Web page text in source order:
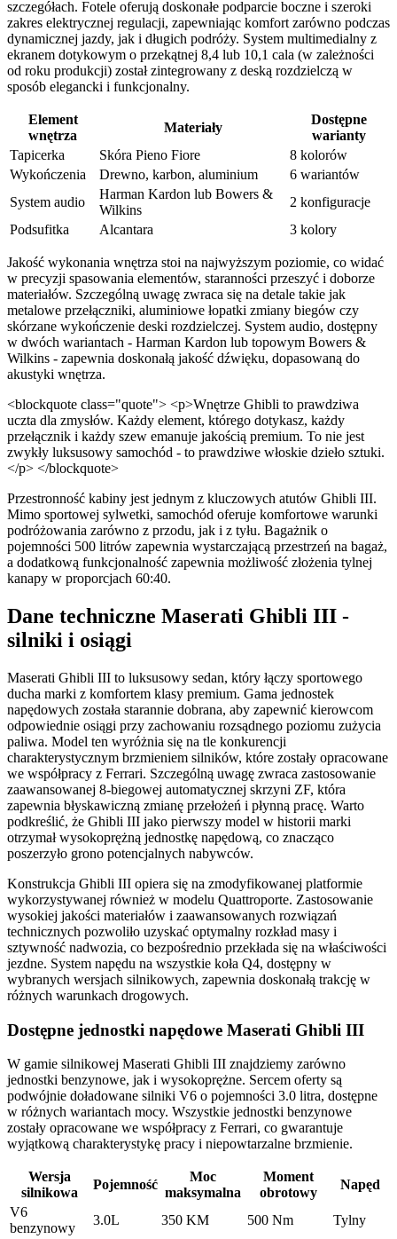
szczegółach. Fotele oferują doskonałe podparcie boczne i szeroki
zakres elektrycznej regulacji, zapewniając komfort zarówno podczas
dynamicznej jazdy, jak i długich podróży. System multimedialny z
ekranem dotykowym o przekątnej 8,4 lub 10,1 cala (w zależności
od roku produkcji) został zintegrowany z deską rozdzielczą w
sposób elegancki i funkcjonalny.
Element
wnętrza
Materiały
Dostępne
warianty
Tapicerka
Skóra Pieno Fiore
8 kolorów
Wykończenia
Drewno, karbon, aluminium
6 wariantów
System audio
Harman Kardon lub Bowers &
Wilkins
2 konfiguracje
Podsufitka
Alcantara 3 kolory
Jakość wykonania wnętrza stoi na najwyższym poziomie, co widać
w precyzji spasowania elementów, staranności przeszyć i doborze
materiałów. Szczególną uwagę zwraca się na detale takie jak
metalowe przełączniki, aluminiowe łopatki zmiany biegów czy
skórzane wykończenie deski rozdzielczej. System audio, dostępny
w dwóch wariantach - Harman Kardon lub topowym Bowers &
Wilkins - zapewnia doskonałą jakość dźwięku, dopasowaną do
akustyki wnętrza.
<blockquote class="quote"> <p>Wnętrze Ghibli to prawdziwa
uczta dla zmysłów. Każdy element, którego dotykasz, każdy
przełącznik i każdy szew emanuje jakością premium. To nie jest
zwykły luksusowy samochód - to prawdziwe włoskie dzieło sztuki.
</p> </blockquote>
Przestronność kabiny jest jednym z kluczowych atutów Ghibli III.
Mimo sportowej sylwetki, samochód oferuje komfortowe warunki
podróżowania zarówno z przodu, jak i z tyłu. Bagażnik o
pojemności 500 litrów zapewnia wystarczającą przestrzeń na bagaż,
a dodatkową funkcjonalność zapewnia możliwość złożenia tylnej
kanapy w proporcjach 60:40.
Dane techniczne Maserati Ghibli III -
silniki i osiągi
Maserati Ghibli III to luksusowy sedan, który łączy sportowego
ducha marki z komfortem klasy premium. Gama jednostek
napędowych została starannie dobrana, aby zapewnić kierowcom
odpowiednie osiągi przy zachowaniu rozsądnego poziomu zużycia
paliwa. Model ten wyróżnia się na tle konkurencji
charakterystycznym brzmieniem silników, które zostały opracowane
we współpracy z Ferrari. Szczególną uwagę zwraca zastosowanie
zaawansowanej 8-biegowej automatycznej skrzyni ZF, która
zapewnia błyskawiczną zmianę przełożeń i płynną pracę. Warto
podkreślić, że Ghibli III jako pierwszy model w historii marki
otrzymał wysokoprężną jednostkę napędową, co znacząco
poszerzyło grono potencjalnych nabywców.
Konstrukcja Ghibli III opiera się na zmodyfikowanej platformie
wykorzystywanej również w modelu Quattroporte. Zastosowanie
wysokiej jakości materiałów i zaawansowanych rozwiązań
technicznych pozwoliło uzyskać optymalny rozkład masy i
sztywność nadwozia, co bezpośrednio przekłada się na właściwości
jezdne. System napędu na wszystkie koła Q4, dostępny w
wybranych wersjach silnikowych, zapewnia doskonałą trakcję w
różnych warunkach drogowych.
Dostępne jednostki napędowe Maserati Ghibli III
W gamie silnikowej Maserati Ghibli III znajdziemy zarówno
jednostki benzynowe, jak i wysokoprężne. Sercem oferty są
podwójnie doładowane silniki V6 o pojemności 3.0 litra, dostępne
w różnych wariantach mocy. Wszystkie jednostki benzynowe
zostały opracowane we współpracy z Ferrari, co gwarantuje
wyjątkową charakterystykę pracy i niepowtarzalne brzmienie.
Wersja
silnikowa
Pojemność
Moc
maksymalna
Moment
obrotowy
Napęd
V6
benzynowy
3.0L 350 KM 500 Nm
Tylny